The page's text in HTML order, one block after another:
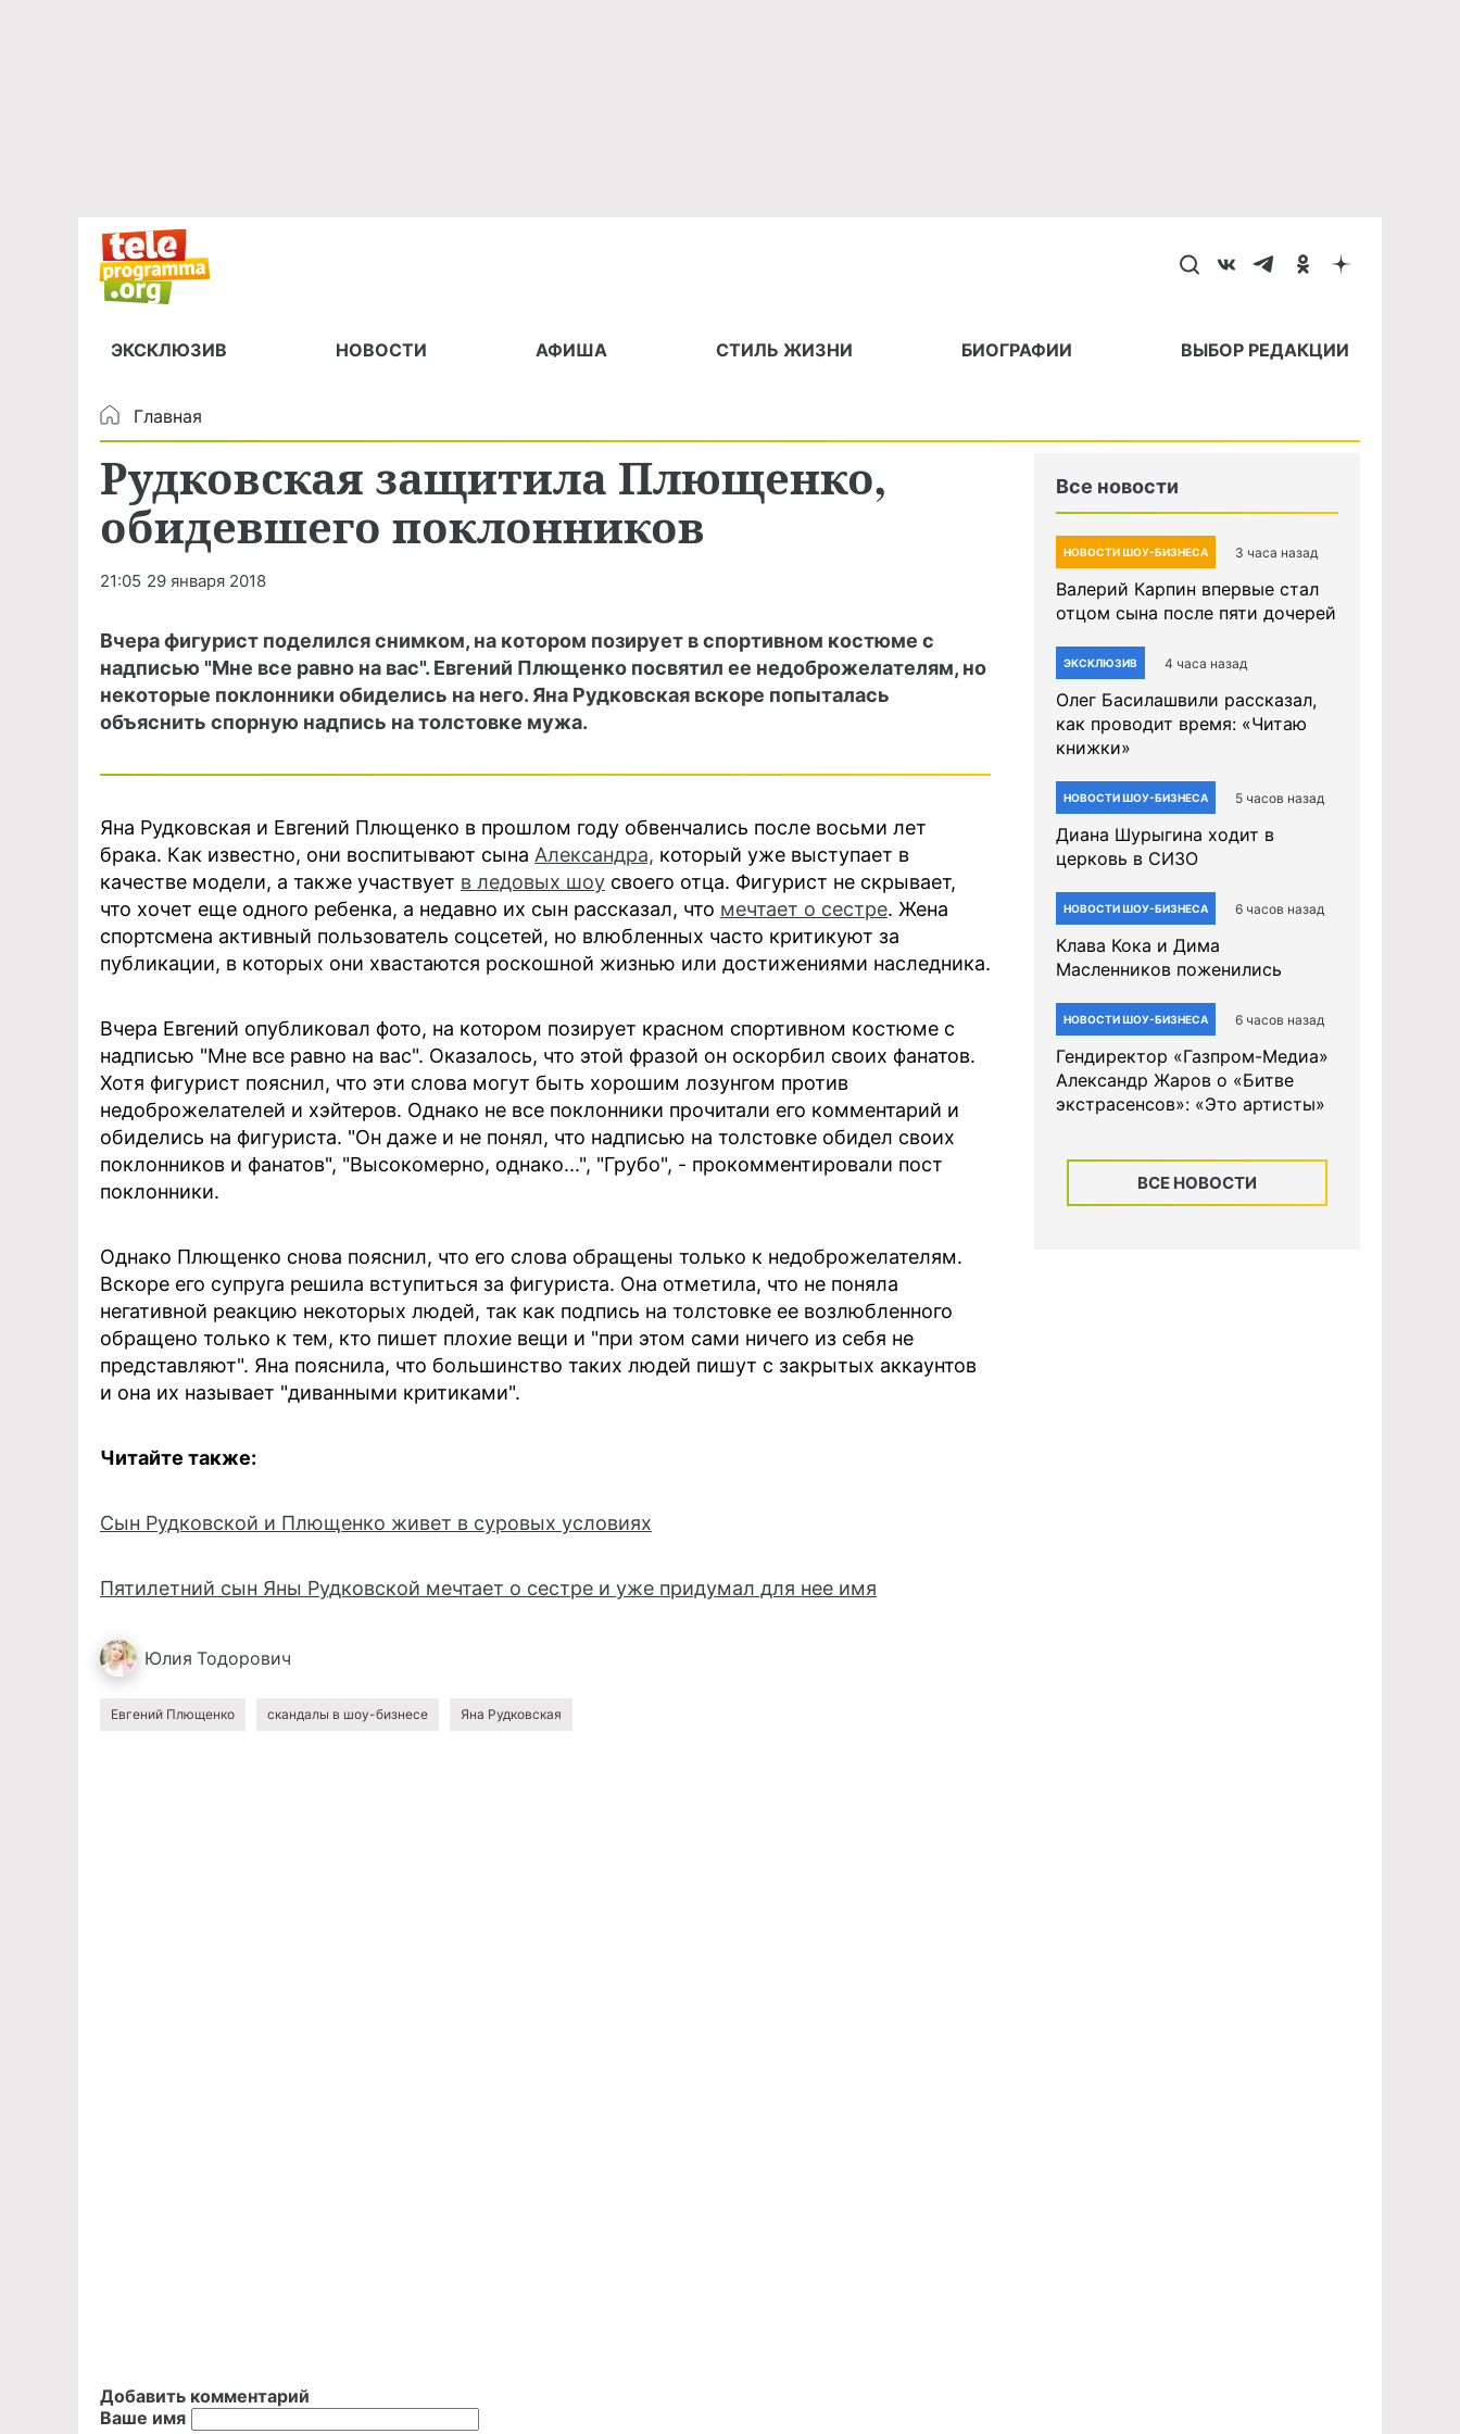
ЭКСКЛЮЗИВ НОВОСТИ АФИША СТИЛЬ ЖИЗНИ БИОГРАФИИ ВЫБОР РЕДАКЦИИ
Главная
Рудковская защитила Плющенко,
обидевшего поклонников
21:05 29 января 2018
Вчера фигурист поделился снимком, на котором позирует в спортивном костюме с
надписью "Мне все равно на вас". Евгений Плющенко посвятил ее недоброжелателям, но
некоторые поклонники обиделись на него. Яна Рудковская вскоре попыталась
объяснить спорную надпись на толстовке мужа.
Яна Рудковская и Евгений Плющенко в прошлом году обвенчались после восьми лет
брака. Как известно, они воспитывают сына Александра, который уже выступает в
качестве модели, а также участвует в ледовых шоу своего отца. Фигурист не скрывает,
что хочет еще одного ребенка, а недавно их сын рассказал, что мечтает о сестре. Жена
спортсмена активный пользователь соцсетей, но влюбленных часто критикуют за
публикации, в которых они хвастаются роскошной жизнью или достижениями наследника.
Вчера Евгений опубликовал фото, на котором позирует красном спортивном костюме с
надписью "Мне все равно на вас". Оказалось, что этой фразой он оскорбил своих фанатов.
Хотя фигурист пояснил, что эти слова могут быть хорошим лозунгом против
недоброжелателей и хэйтеров. Однако не все поклонники прочитали его комментарий и
обиделись на фигуриста. "Он даже и не понял, что надписью на толстовке обидел своих
поклонников и фанатов", "Высокомерно, однако...", "Грубо", - прокомментировали пост
поклонники.
Однако Плющенко снова пояснил, что его слова обращены только к недоброжелателям.
Вскоре его супруга решила вступиться за фигуриста. Она отметила, что не поняла
негативной реакцию некоторых людей, так как подпись на толстовке ее возлюбленного
обращено только к тем, кто пишет плохие вещи и "при этом сами ничего из себя не
представляют". Яна пояснила, что большинство таких людей пишут с закрытых аккаунтов
и она их называет "диванными критиками".
Читайте также:
Сын Рудковской и Плющенко живет в суровых условиях
Пятилетний сын Яны Рудковской мечтает о сестре и уже придумал для нее имя
Юлия Тодорович
Евгений Плющенко скандалы в шоу-бизнесе Яна Рудковская
Добавить комментарий
Ваше имя
Все новости
НОВОСТИ ШОУ-БИЗНЕСА 3 часа назад
Валерий Карпин впервые стал
отцом сына после пяти дочерей
ЭКСКЛЮЗИВ 4 часа назад
Олег Басилашвили рассказал,
как проводит время: «Читаю
книжки»
НОВОСТИ ШОУ-БИЗНЕСА 5 часов назад
Диана Шурыгина ходит в
церковь в СИЗО
НОВОСТИ ШОУ-БИЗНЕСА 6 часов назад
Клава Кока и Дима
Масленников поженились
НОВОСТИ ШОУ-БИЗНЕСА 6 часов назад
Гендиректор «Газпром-Медиа»
Александр Жаров о «Битве
экстрасенсов»: «Это артисты»
ВСЕ НОВОСТИ